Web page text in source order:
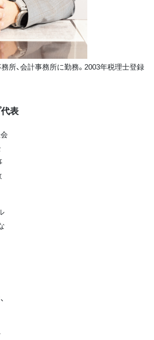
務所、会計事務所に勤務。2003年税理士登録
表